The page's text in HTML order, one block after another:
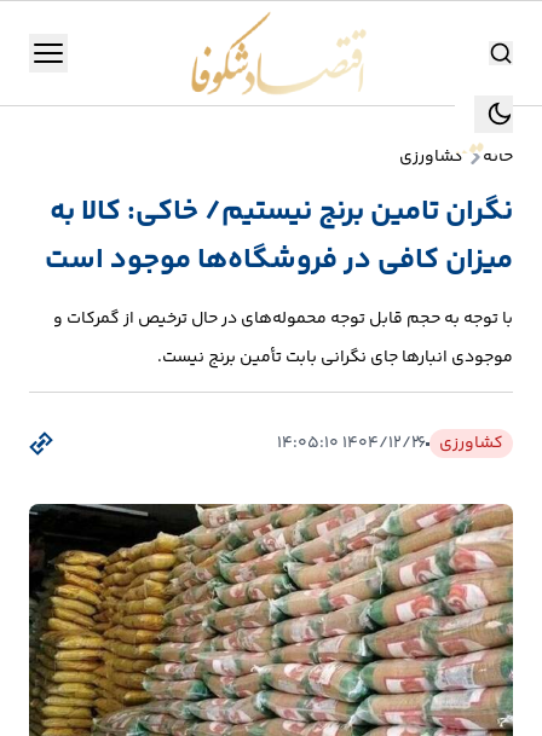
جستجو جستجو
منو
تولید
صنعت
انرژی
بانک،
و
بیمه
اقتصاد
جهان
بازار
خانه کشاورزی
نگران تامین برنج نیستیم/ خاکی: کالا به
میزان کافی در فروشگاه‌ها موجود است
با توجه به حجم قابل توجه محموله‌های در حال ترخیص از گمرکات و
موجودی انبارها جای نگرانی بابت تأمین برنج نیست.
کشاورزی ۱۴۰۴/۱۲/۲۶ ۱۴:۰۵:۱۰